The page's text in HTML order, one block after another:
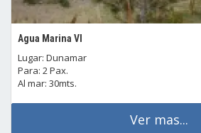
Agua Marina VI
Lugar: Dunamar
Para: 2 Pax.
Al mar: 30mts.
Ver mas...